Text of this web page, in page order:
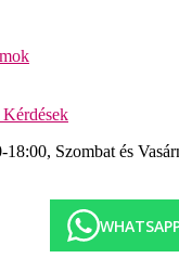
térítés ellenében
a tengerparton (helyi
Szombat és